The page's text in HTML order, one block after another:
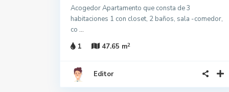
Acogedor Apartamento que consta de 3
habitaciones 1 con closet, 2 baños, sala -comedor,
co ...
1
47.65 m2
Editor